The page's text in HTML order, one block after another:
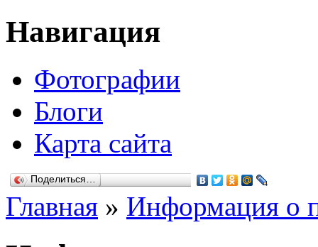
Навигация
Фотографии
Блоги
Карта сайта
Поделиться…
Главная » Информация о